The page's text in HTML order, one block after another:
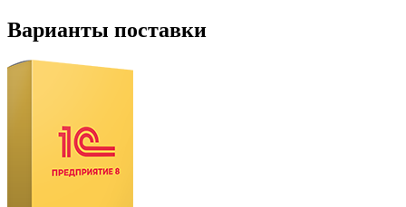
Варианты поставки